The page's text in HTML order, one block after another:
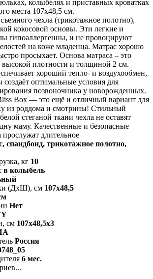
колыбелях и приставных кроватках
места 107х48,5 см.
чехла (трикотажное полотно),
кокосовой основы. Эти легкие и
гипоаллергенны, и не провоцируют
на коже младенца. Матрас хорошо
просыхает. Основа матраса – это
высокой плотности и толщиной 2 см.
хороший тепло- и воздухообмен,
создаёт оптимальные условия для
позвоночника у новорожденных.
Box — это ещё и отличный вариант для
из роддома и смотрины! Стильный
стеганой ткани чехла не оставят
маму. Качественные и безопасные
прослужат длительное
спандбонд, трикотажное полотно,
кг 10
в колыбель
(ДхШ), см 107х48,5
Нет
см 107х48,5х3
Россия
6 мес.